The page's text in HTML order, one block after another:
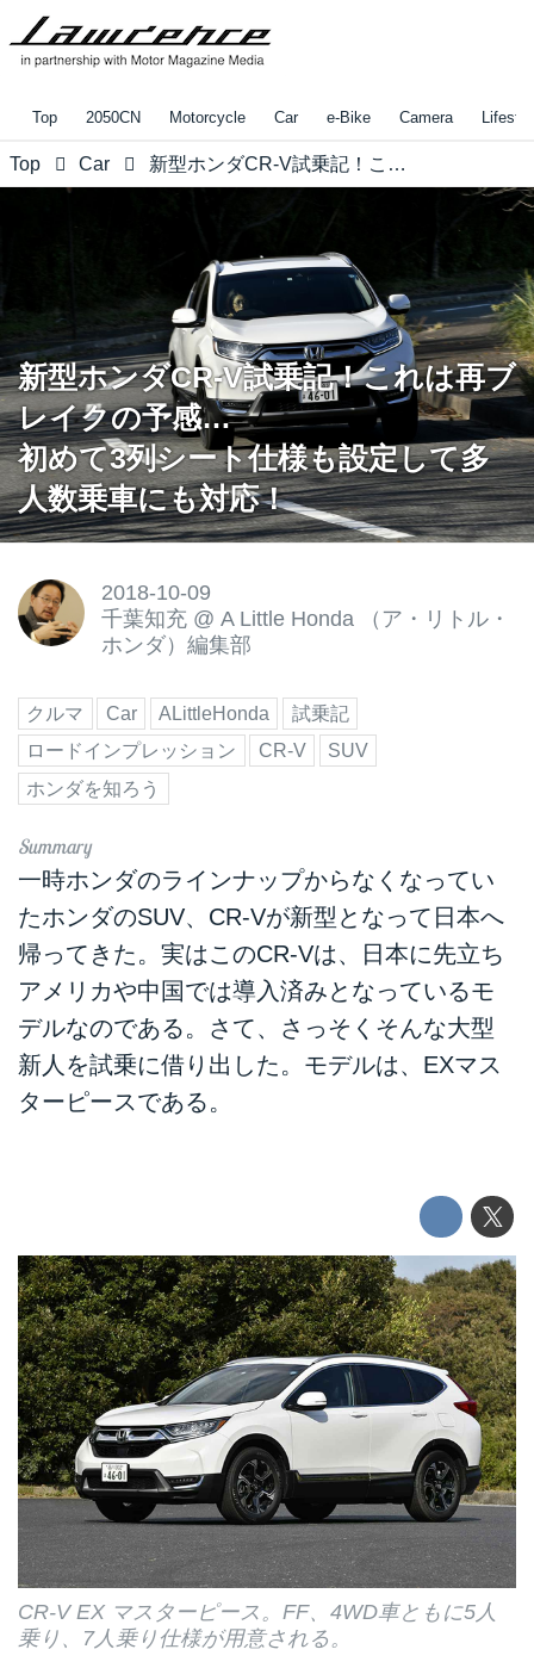
Top 2050CN Motorcycle Car e-Bike Camera
Top Car 新型ホンダCR-V試乗記！これは再ブレイクの予感… 初めて3列シート仕様も設定して多人数乗車にも対応！
新型ホンダCR-V試乗記！これは再ブ
レイクの予感…
初めて3列シート仕様も設定して多
人数乗車にも対応！
2018-10-09
千葉知充 @ A Little Honda （ア・リトル・
ホンダ）編集部
クルマ Car ALittleHonda
試乗記
ロードインプレッション
CR-V
SUV
ホンダを知ろう
一時ホンダのラインナップからなくなってい
たホンダのSUV、CR-Vが新型となって日本へ
帰ってきた。実はこのCR-Vは、日本に先立ち
アメリカや中国では導入済みとなっているモ
デルなのである。さて、さっそくそんな大型
新人を試乗に借り出した。モデルは、EXマス
ターピースである。
CR-V EX マスターピース。FF、4WD車ともに5人
乗り、7人乗り仕様が用意される。